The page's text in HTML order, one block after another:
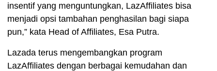
insentif yang menguntungkan, LazAffiliates bisa
menjadi opsi tambahan penghasilan bagi siapa
pun,” kata Head of Affiliates, Esa Putra.
Lazada terus mengembangkan program
LazAffiliates dengan berbagai kemudahan dan